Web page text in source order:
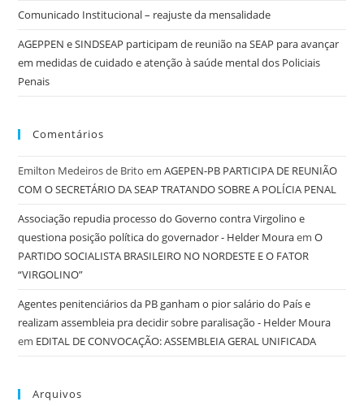
Comunicado Institucional – reajuste da mensalidade
AGEPPEN e SINDSEAP participam de reunião na SEAP para avançar
em medidas de cuidado e atenção à saúde mental dos Policiais
Penais
Comentários
Emilton Medeiros de Brito emAGEPEN-PB PARTICIPA DE REUNIÃO
COM O SECRETÁRIO DA SEAP TRATANDO SOBRE A POLÍCIA PENAL
Associação repudia processo do Governo contra Virgolino e
questiona posição política do governador - Helder MouraemO
PARTIDO SOCIALISTA BRASILEIRO NO NORDESTE E O FATOR
“VIRGOLINO”
Agentes penitenciários da PB ganham o pior salário do País e
realizam assembleia pra decidir sobre paralisação - Helder Moura
em EDITAL DE CONVOCAÇÃO: ASSEMBLEIA GERAL UNIFICADA
Arquivos